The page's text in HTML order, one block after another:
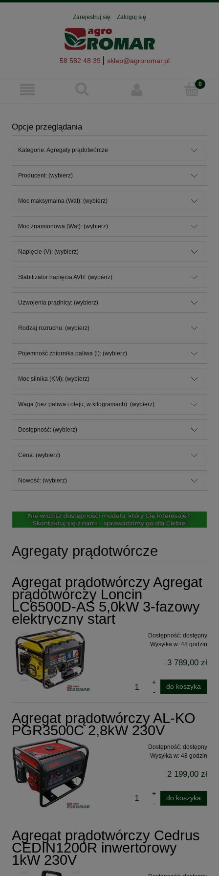
Zarejestruj się Zaloguj się
58 582 48 39 sklep@agroromar.pl
Opcje przeglądania
Kategorie: Agregaty prądotwórcze
Producent: (wybierz)
Moc maksymalna (Wat): (wybierz)
Moc znamionowa (Wat): (wybierz)
Napięcie (V): (wybierz)
Stabilizator napięcia AVR: (wybierz)
Uzwojenia prądnicy: (wybierz)
Rodzaj rozruchu: (wybierz)
Pojemność zbiornika paliwa (l): (wybierz)
Moc silnika (KM): (wybierz)
Waga (bez paliwa i oleju, w kilogramach): (wybierz)
Dostępność: (wybierz)
Cena: (wybierz)
Nowość: (wybierz)
Agregaty prądotwórcze
Agregat prądotwórczy Agregat
prądotwórczy Loncin
LC6500D-AS 5,0kW 3-fazowy
elektryczny start
Dostępność: dostępny
Wysyłka w: 48 godzin
3 789,00 zł
do koszyka
Agregat prądotwórczy AL-KO
PGR3500C 2,8kW 230V
Dostępność: dostępny
Wysyłka w: 48 godzin
2 199,00 zł
do koszyka
Agregat prądotwórczy Cedrus
CEDIN1200R inwertorowy
1kW 230V